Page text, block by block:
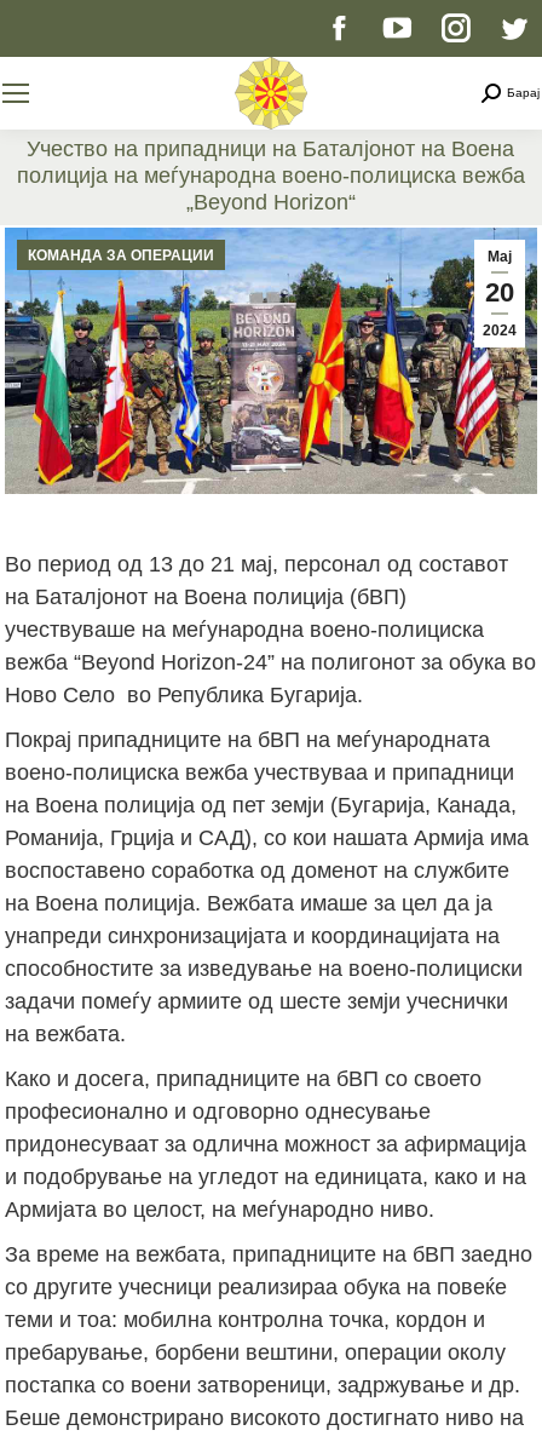
Facebook
opens
in
new
window
YouTube
opens
new
window
page
opens
new
window
Барај
Учество на припадници на Баталјонот на Воена
полиција на меѓународна воено-полициска вежба
„Beyond Horizon“
You are here:
Мај
20
2024
КОМАНДА ЗА ОПЕРАЦИИ
Во период од 13 до 21 мај, персонал од составот
на Баталјонот на Воена полиција (бВП)
учествуваше на меѓународна воено-полициска
вежба “Beyond Horizon-24” на полигонот за обука во
Ново Село во Република Бугарија.
Покрај припадниците на бВП на меѓународната
воено-полициска вежба учествуваа и припадници
на Воена полиција од пет земји (Бугарија, Канада,
Романија, Грција и САД), со кои нашата Армија има
воспоставено соработка од доменот на службите
на Воена полиција. Вежбата имаше за цел да ја
унапреди синхронизацијата и координацијата на
способностите за изведување на воено-полициски
задачи помеѓу армиите од шесте земји учеснички
на вежбата.
Како и досега, припадниците на бВП со своето
професионално и одговорно однесување
придонесуваат за одлична можност за афирмација
и подобрување на угледот на единицата, како и на
Армијата во целост, на меѓународно ниво.
За време на вежбата, припадниците на бВП заедно
со другите учесници реализираа обука на повеќе
теми и тоа: мобилна контролна точка, кордон и
пребарување, борбени вештини, операции околу
постапка со воени затвореници, задржување и др.
Беше демонстрирано високото достигнато ниво на